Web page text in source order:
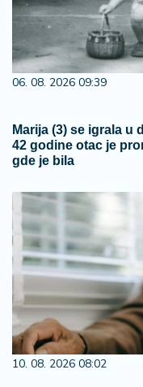
06. 08. 2026 09:39
Marija (3) se igrala u
42 godine otac je
gde je bila
10. 08. 2026 08:02